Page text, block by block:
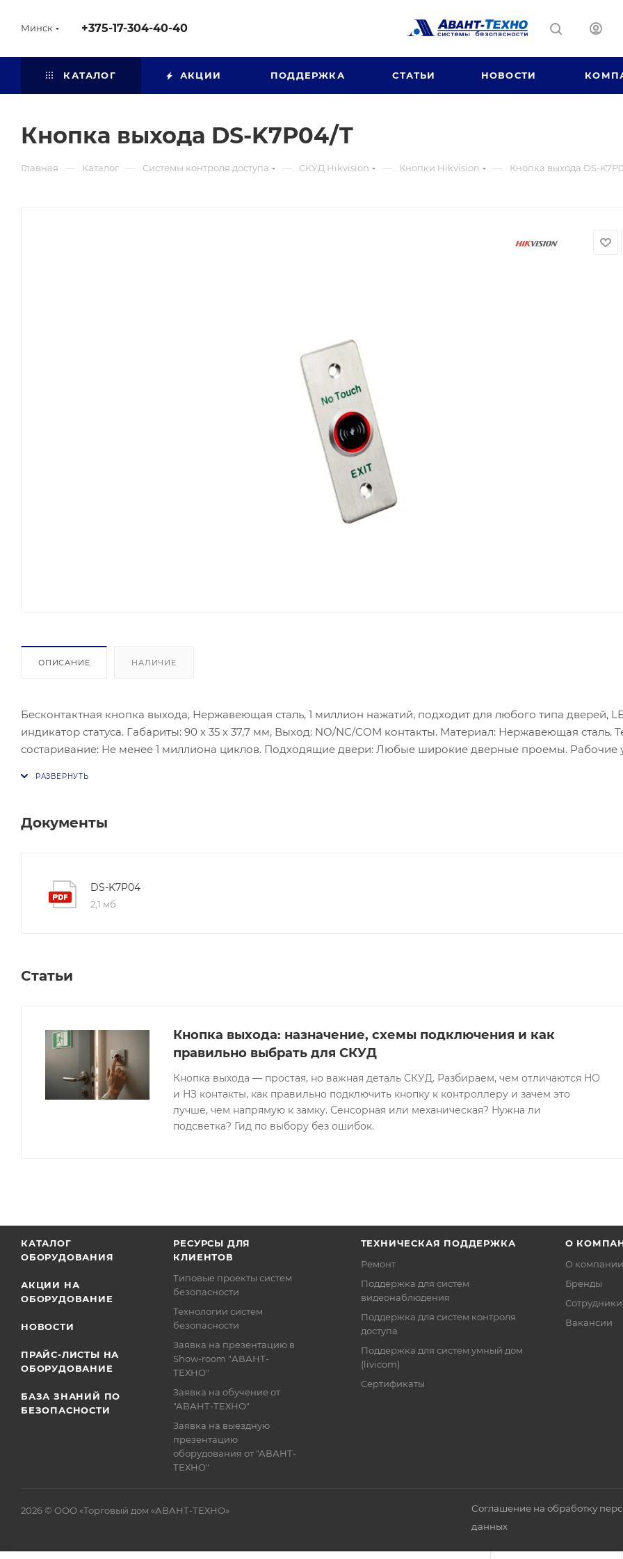
Минск +375-17-304-40-40
КАТАЛОГ АКЦИИ ПОДДЕРЖКА СТАТЬИ НОВОСТИ
Кнопка выхода DS-K7P04/T
Главная — Каталог — Системы контроля доступа — СКУД Hikvision — Кнопки Hikvision — Кнопка выхода DS-
ОПИСАНИЕ НАЛИЧИЕ
Бесконтактная кнопка выхода, Нержавеющая сталь, 1 миллион нажатий, подходит для любого типа дверей,
индикатор статуса. Габариты: 90 х 35 х 37,7 мм, Выход: NO/NC/COM контакты. Материал: Нержавеющая сталь.
состаривание: Не менее 1 миллиона циклов. Подходящие двери: Любые широкие дверные проемы. Рабочие
Документы
DS-K7P04
2,1 мб
Статьи
Кнопка выхода: назначение, схемы подключения и как
правильно выбрать для СКУД
Кнопка выхода — простая, но важная деталь СКУД. Разбираем, чем отличаются НО
и НЗ контакты, как правильно подключить кнопку к контроллеру и зачем это
лучше, чем напрямую к замку. Сенсорная или механическая? Нужна ли
подсветка? Гид по выбору без ошибок.
КАТАЛОГ
ОБОРУДОВАНИЯ
АКЦИИ НА
ОБОРУДОВАНИЕ
НОВОСТИ
ПРАЙС-ЛИСТЫ НА
ОБОРУДОВАНИЕ
БАЗА ЗНАНИЙ ПО
БЕЗОПАСНОСТИ
РЕСУРСЫ ДЛЯ
КЛИЕНТОВ
Типовые проекты систем
безопасности
Технологии систем
безопасности
Заявка на презентацию в
Show-room "АВАНТ-
ТЕХНО"
Заявка на обучение от
"АВАНТ-ТЕХНО"
Заявка на выездную
презентацию
оборудования от "АВАНТ-
ТЕХНО"
ТЕХНИЧЕСКАЯ ПОДДЕРЖКА
Ремонт
Поддержка для систем
видеонаблюдения
Поддержка для систем контроля
доступа
Поддержка для систем умный дом
(livicom)
Сертификаты
О
О компании
Бренды
Сотрудники
Вакансии
Соглашение на обработку
данных
2026 © ООО «Торговый дом «АВАНТ-ТЕХНО»